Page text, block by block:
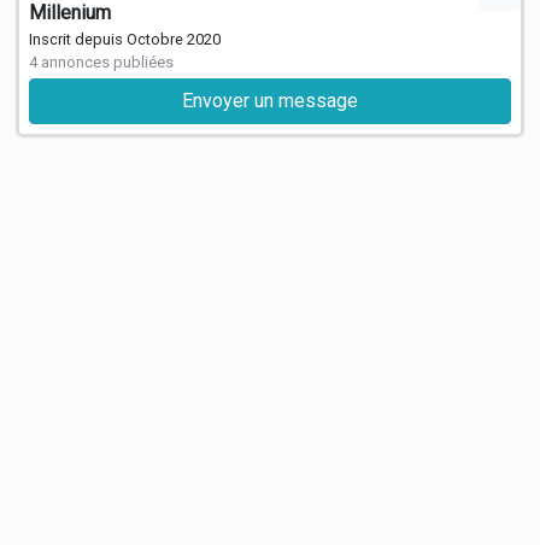
Millenium
Inscrit depuis Octobre 2020
4 annonces publiées
Envoyer un message